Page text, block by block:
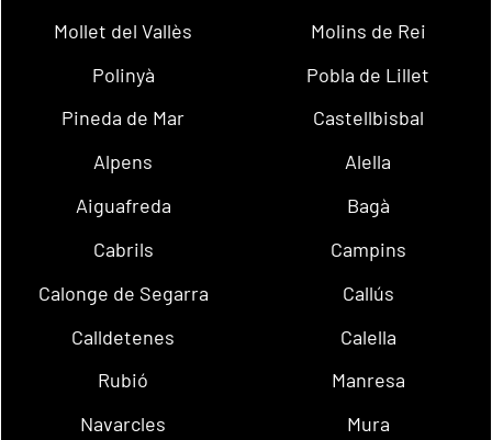
Mollet del Vallès
Molins de Rei
Polinyà
Pobla de Lillet
Pineda de Mar
Castellbisbal
Alpens
Alella
Aiguafreda
Bagà
Cabrils
Campins
Calonge de Segarra
Callús
Calldetenes
Calella
Rubió
Manresa
Navarcles
Mura